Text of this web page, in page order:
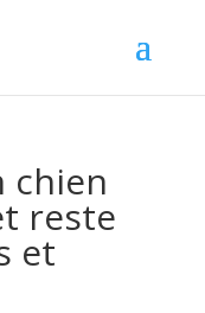
chien
reste
et